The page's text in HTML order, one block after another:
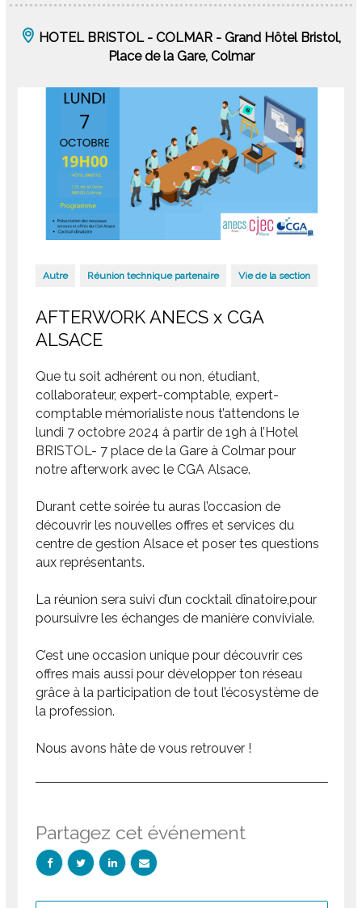
HOTEL BRISTOL - COLMAR - Grand Hôtel Bristol,
Place de la Gare, Colmar
Autre Réunion technique partenaire Vie de la section
AFTERWORK ANECS x CGA
ALSACE
Que tu soit adhérent ou non, étudiant,
collaborateur, expert-comptable, expert-
comptable mémorialiste nous t’attendons le
lundi 7 octobre 2024 à partir de 19h à l’Hotel
BRISTOL- 7 place de la Gare à Colmar pour
notre afterwork avec le CGA Alsace.
Durant cette soirée tu auras l’occasion de
découvrir les nouvelles offres et services du
centre de gestion Alsace et poser tes questions
aux représentants.
La réunion sera suivi d’un cocktail dînatoire,pour
poursuivre les échanges de manière conviviale.
C’est une occasion unique pour découvrir ces
offres mais aussi pour développer ton réseau
grâce à la participation de tout l’écosystème de
la profession.
Nous avons hâte de vous retrouver !
Partagez cet événement